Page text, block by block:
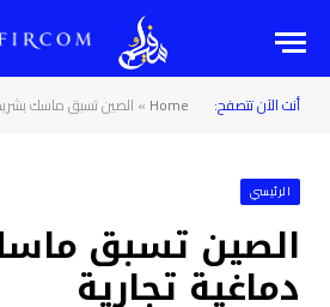
أنت الآن تتصفح: Home
» الصين تسبق ماسك
الرئيسي
الصين تسبق
دماغية تجارية